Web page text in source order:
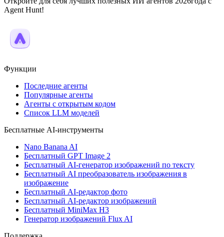
Agent Hunt!
Функции
Последние агенты
Популярные агенты
Агенты с открытым кодом
Список LLM моделей
Бесплатные AI-инструменты
Nano Banana AI
Бесплатный GPT Image 2
Бесплатный AI-генератор изображений по тексту
Бесплатный AI преобразователь изображения в
изображение
Бесплатный AI-редактор фото
Бесплатный AI-редактор изображений
Бесплатный MiniMax H3
Генератор изображений Flux AI